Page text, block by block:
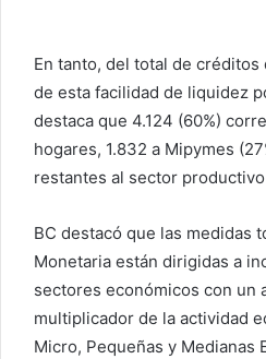
En tanto, del total de
de esta facilidad de liquidez
destaca que 4.124 (60%)
hogares, 1.832 a Mipymes
restantes al sector productivo
BC destacó que las medidas
Monetaria están dirigidas a
sectores económicos con un
multiplicador de la actividad
Micro, Pequeñas y Medianas